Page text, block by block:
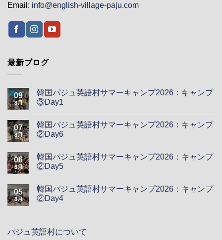
Email: info@english-village-paju.com
最新ブログ
09
8月
韓国パジュ英語村サマーキャンプ2026：キャンプ
③Day1
07
8月
韓国パジュ英語村サマーキャンプ2026：キャンプ
②Day6
06
8月
韓国パジュ英語村サマーキャンプ2026：キャンプ
②Day5
05
8月
韓国パジュ英語村サマーキャンプ2026：キャンプ
②Day4
パジュ英語村について